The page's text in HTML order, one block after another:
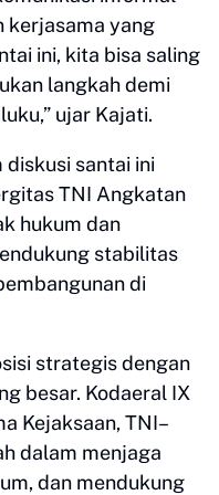
kerjasama yang
ini, kita bisa saling
langkah demi
ujar Kajati.
diskusi santai ini
TNI Angkatan
hukum dan
stabilitas
di
strategis dengan
besar. Kodaeral IX
Kejaksaan, TNI–
dalam menjaga
dan mendukung